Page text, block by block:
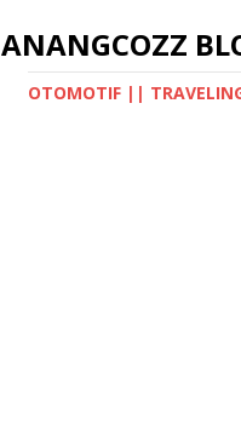
ANANGCOZZ
OTOMOTIF ||